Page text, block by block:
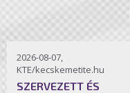
2026-08-07,
KTE/kecskemetite.hu
SZERVEZETT ÉS